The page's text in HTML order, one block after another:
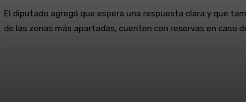
El diputado agregó que espera una respuesta clara y que
de las zonas más apartadas, cuenten con reservas en caso